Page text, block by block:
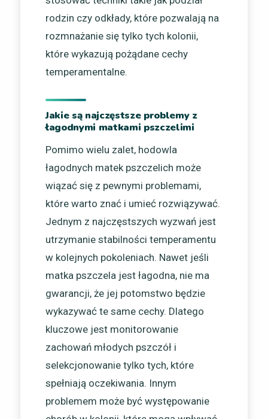
rodzin czy odkłady, które pozwalają na
rozmnażanie się tylko tych kolonii,
które wykazują pożądane cechy
temperamentalne.
Jakie są najczęstsze problemy z
łagodnymi matkami pszczelimi
Pomimo wielu zalet, hodowla
łagodnych matek pszczelich może
wiązać się z pewnymi problemami,
które warto znać i umieć rozwiązywać.
Jednym z najczęstszych wyzwań jest
utrzymanie stabilności temperamentu
w kolejnych pokoleniach. Nawet jeśli
matka pszczela jest łagodna, nie ma
gwarancji, że jej potomstwo będzie
wykazywać te same cechy. Dlatego
kluczowe jest monitorowanie
zachowań młodych pszczół i
selekcjonowanie tylko tych, które
spełniają oczekiwania. Innym
problemem może być występowanie